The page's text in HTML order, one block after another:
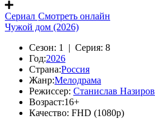
Сериал Смотреть онлайн
Чужой дом (2026)
Сезон: 1 | Серия: 8
Год:2026
Страна:Россия
Жанр:Мелодрама
Режиссер: Станислав Назиров
Возраст:16+
Качество: FHD (1080p)